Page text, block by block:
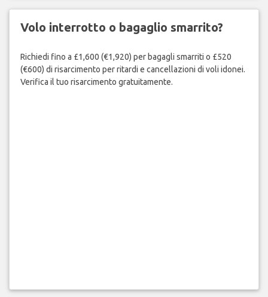
Volo interrotto o bagaglio smarrito?
Richiedi fino a £1,600 (€1,920) per bagagli smarriti o £520
(€600) di risarcimento per ritardi e cancellazioni di voli idonei.
Verifica il tuo risarcimento gratuitamente.